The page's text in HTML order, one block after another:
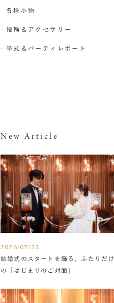
- 各種小物
- 指輪＆アクセサリー
- 挙式＆パーティレポート
New Article
2026/07/23
結婚式のスタートを飾る、ふたりだけ
の「はじまりのご対面」